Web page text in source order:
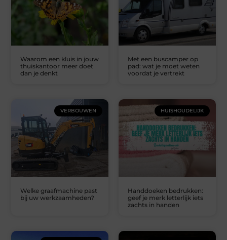
Waarom een kluis in jouw
thuiskantoor meer doet
dan je denkt
Met een buscamper op
pad: wat je moet weten
voordat je vertrekt
VERBOUWEN
Welke graafmachine past
bij uw werkzaamheden?
HUISHOUDELIJK
Handdoeken bedrukken:
geef je merk letterlijk iets
zachts in handen